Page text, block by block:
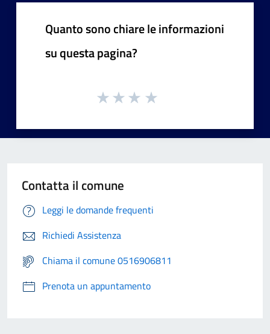
Quanto sono chiare le informazioni
su questa pagina?
Contatta il comune
Leggi le domande frequenti
Richiedi Assistenza
Chiama il comune 0516906811
Prenota un appuntamento